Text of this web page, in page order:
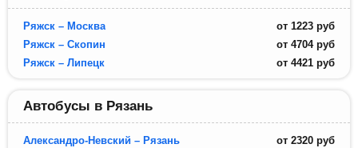
Ряжск – Москва от 1223 руб
Ряжск – Скопин
от 4704 руб
Ряжск – Липецк
от 4421 руб
Автобусы в Рязань
Александро-Невский – Рязань от 2320 руб